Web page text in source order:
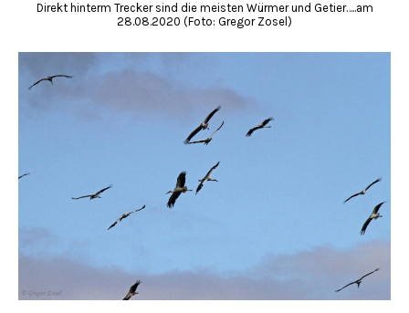
Direkt hinterm Trecker sind die meisten Würmer und Getier…..am
28.08.2020 (Foto: Gregor Zosel)